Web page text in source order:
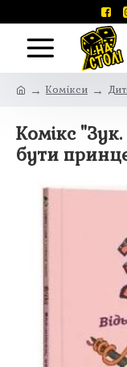
Комікси
Комікс
бути